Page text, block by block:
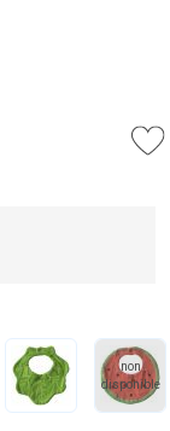
non
disponible